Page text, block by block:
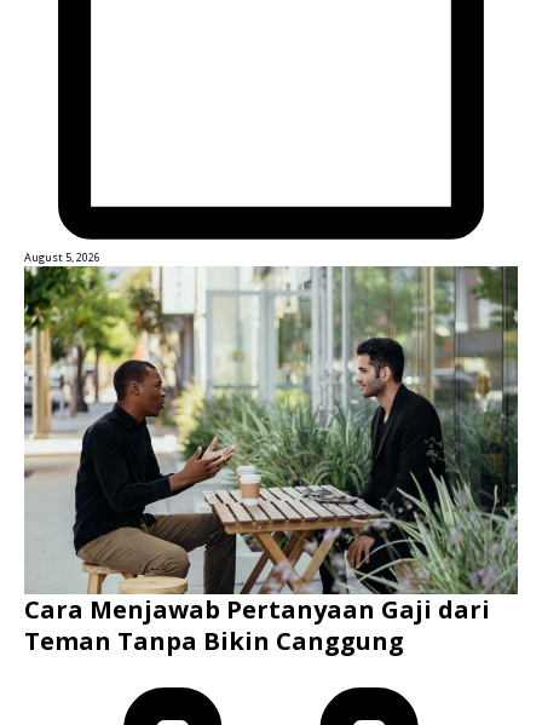
August 5, 2026
Cara Menjawab Pertanyaan Gaji dari
Teman Tanpa Bikin Canggung